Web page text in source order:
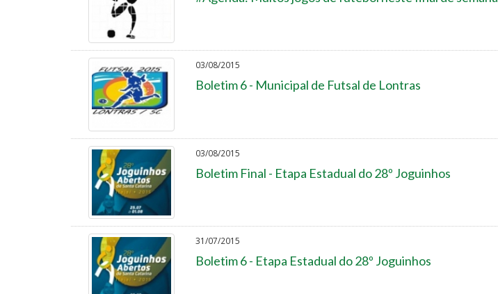
03/08/2015
Boletim 6 - Municipal de Futsal de Lontras
03/08/2015
Boletim Final - Etapa Estadual do 28º Joguinhos
31/07/2015
Boletim 6 - Etapa Estadual do 28º Joguinhos